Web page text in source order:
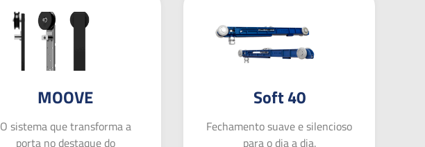
MOOVE
O sistema que transforma a
porta no destaque do
Soft 40
Fechamento suave e silencioso
para o dia a dia.